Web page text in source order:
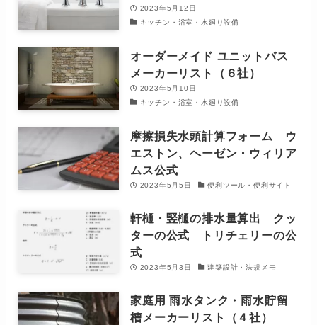
2023年5月12日
キッチン・浴室・水廻り設備
オーダーメイド ユニットバス
メーカーリスト（６社）
2023年5月10日
キッチン・浴室・水廻り設備
摩擦損失水頭計算フォーム ウ
エストン、ヘーゼン・ウィリア
ムス公式
2023年5月5日 便利ツール・便利サイト
軒樋・竪樋の排水量算出 クッ
ターの公式 トリチェリーの公
式
2023年5月3日 建築設計・法規メモ
家庭用 雨水タンク・雨水貯留
槽メーカーリスト（４社）